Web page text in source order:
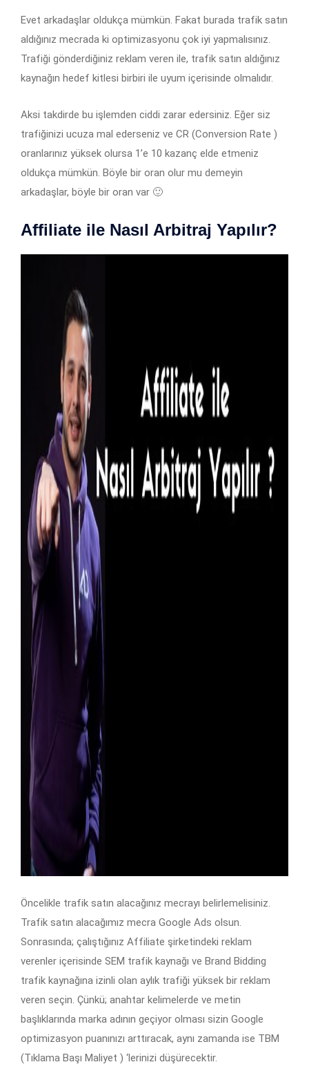
Evet arkadaşlar oldukça mümkün. Fakat burada trafik satın
aldığınız mecrada ki optimizasyonu çok iyi yapmalısınız.
Trafiği gönderdiğiniz reklam veren ile, trafik satın aldığınız
kaynağın hedef kitlesi birbiri ile uyum içerisinde olmalıdır.
Aksi takdirde bu işlemden ciddi zarar edersiniz. Eğer siz
trafiğinizi ucuza mal ederseniz ve CR (Conversion Rate )
oranlarınız yüksek olursa 1’e 10 kazanç elde etmeniz
oldukça mümkün. Böyle bir oran olur mu demeyin
arkadaşlar, böyle bir oran var 🙂
Affiliate ile Nasıl Arbitraj Yapılır?
Öncelikle trafik satın alacağınız mecrayı belirlemelisiniz.
Trafik satın alacağımız mecra Google Ads olsun.
Sonrasında; çalıştığınız Affiliate şirketindeki reklam
verenler içerisinde SEM trafik kaynağı ve Brand Bidding
trafik kaynağına izinli olan aylık trafiği yüksek bir reklam
veren seçin. Çünkü; anahtar kelimelerde ve metin
başlıklarında marka adının geçiyor olması sizin Google
optimizasyon puanınızı arttıracak, aynı zamanda ise TBM
(Tıklama Başı Maliyet ) ‘lerinizi düşürecektir.